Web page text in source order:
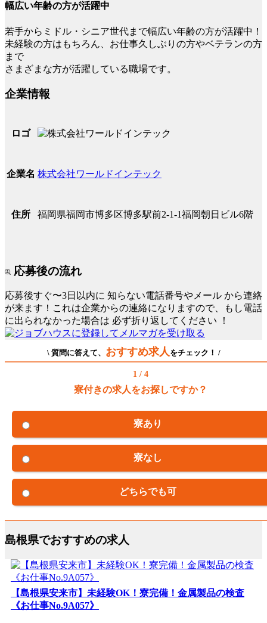
幅広い年齢の方が活躍中
若手からミドル・シニア世代まで幅広い年齢の方が活躍中！
未経験の方はもちろん、お仕事久しぶりの方やベテランの方
まで
さまざまな方が活躍している職場です。
企業情報
ロゴ
企業名 株式会社ワールドインテック
住所 福岡県福岡市博多区博多駅前2-1-1福岡朝日ビル6階
応募後の流れ
応募後すぐ〜3日以内に 知らない電話番号やメール から連絡
が来ます！これは企業からの連絡になりますので、もし電話
に出られなかった場合は 必ず折り返してください ！
\ 質問に答えて、 おすすめ求人をチェック！ /
1 / 4
寮付きの求人をお探しですか？
寮あり
寮なし
どちらでも可
島根県でおすすめの求人
【島根県安来市】未経験OK！寮完備！金属製品の検査
《お仕事No.9A057》